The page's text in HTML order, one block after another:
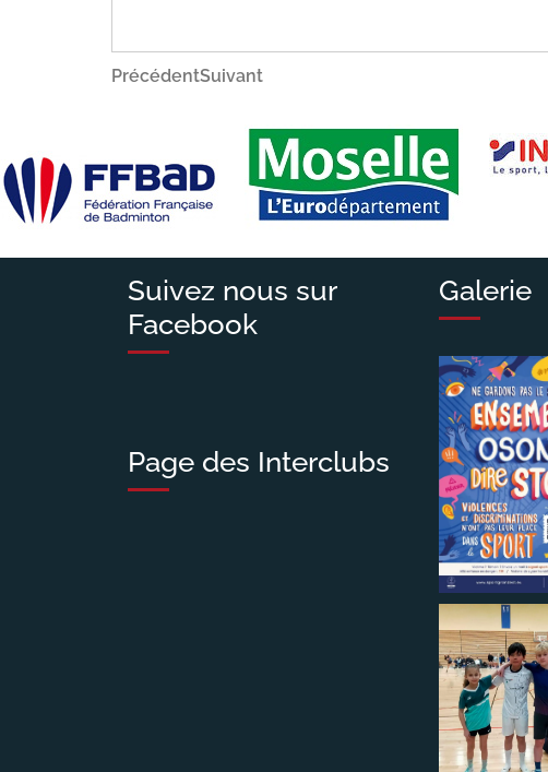
Navigation
Article
Précédent
Article
Suivant
Suivez nous sur
Facebook
Page des Interclubs
Galerie